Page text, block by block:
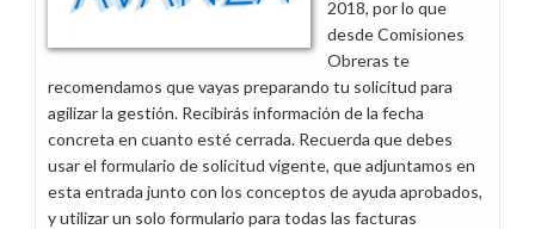
2018, por lo que
desde Comisiones
Obreras te
recomendamos que vayas preparando tu solicitud para
agilizar la gestión. Recibirás información de la fecha
concreta en cuanto esté cerrada. Recuerda que debes
usar el formulario de solicitud vigente, que adjuntamos en
esta entrada junto con los conceptos de ayuda aprobados,
y utilizar un solo formulario para todas las facturas